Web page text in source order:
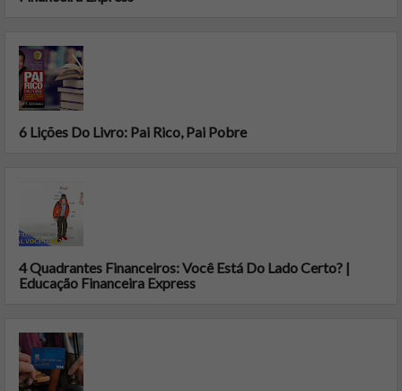
6 Lições Do Livro: Pai Rico, Pai Pobre
4 Quadrantes Financeiros: Você Está Do Lado Certo? |
Educação Financeira Express